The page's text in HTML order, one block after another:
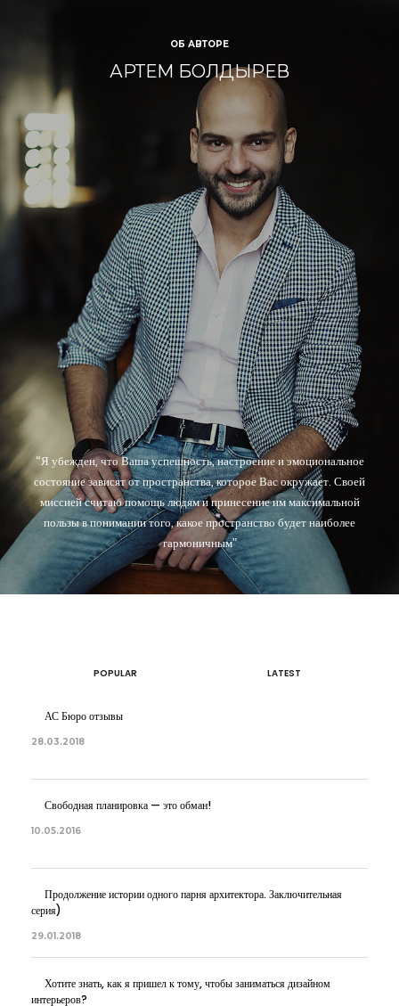
ОБ АВТОРЕ
АРТЕМ БОЛДЫРЕВ
“Я убежден, что Ваша успешность, настроение и эмоциональное
состояние зависят от пространства, которое Вас окружает. Своей
миссией считаю помощь людям и принесение им максимальной
пользы в понимании того, какое пространство будет наиболее
гармоничным”
POPULAR LATEST
АС Бюро отзывы
28.03.2018
Свободная планировка — это обман!
10.05.2016
Продолжение истории одного парня архитектора. Заключительная
серия)
29.01.2018
Хотите знать, как я пришел к тому, чтобы заниматься дизайном
интерьеров?